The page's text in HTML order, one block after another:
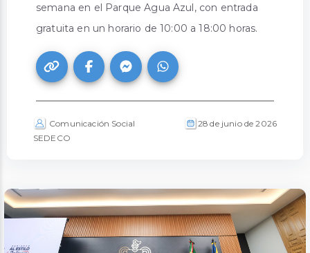
semana en el Parque Agua Azul, con entrada
gratuita en un horario de 10:00 a 18:00 horas.
Comunicación Social
SEDECO
28 de junio de 2026